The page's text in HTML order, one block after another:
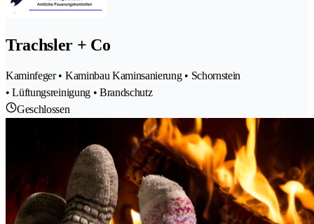
Trachsler + Co
Kaminfeger • Kaminbau Kaminsanierung • Schornstein
• Lüftungsreinigung • Brandschutz
Geschlossen